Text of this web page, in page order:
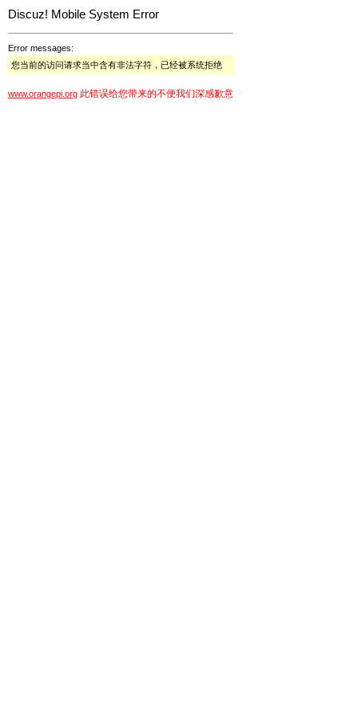
Discuz! Mobile System Error
Error messages:
您当前的访问请求当中含有非法字符，已经被系统拒绝
www.orangepi.org 此错误给您带来的不便我们深感歉意